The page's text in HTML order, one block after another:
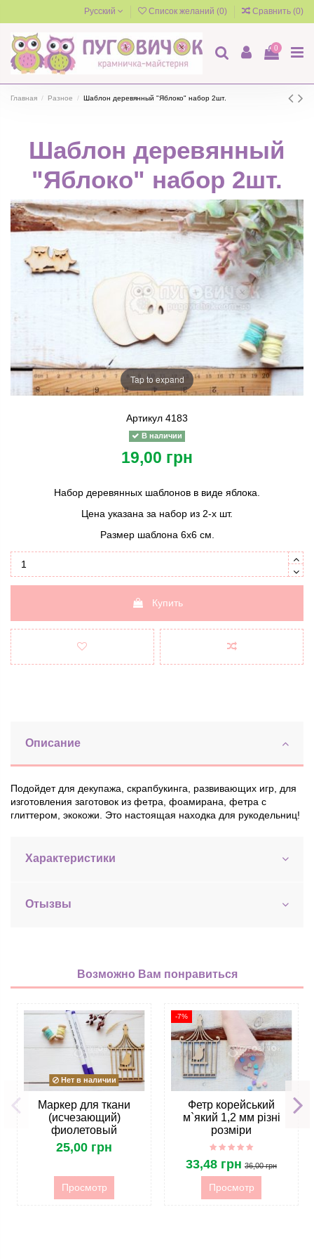
Русский Список желаний (0) Сравнить (0)
0
Главная Разное Шаблон деревянный "Яблоко" набор 2шт.
Шаблон деревянный
"Яблоко" набор 2шт.
Tap to expand
Артикул 4183
В наличии
19,00 грн
Набор деревянных шаблонов в виде яблока.
Цена указана за набор из 2-х шт.
Размер шаблона 6х6 см.
Купить
Описание
Подойдет для декупажа, скрапбукинга, развивающих игр, для
изготовления заготовок из фетра, фоамирана, фетра с
глиттером, экокожи. Это настоящая находка для рукодельниц!
Характеристики
Отызвы
Возможно Вам понравиться
Нет в наличии
Маркер для ткани
(исчезающий)
фиолетовый
25,00 грн
Просмотр
-7%
Фетр корейський
м`який 1,2 мм різні
розміри
33,48 грн 36,00 грн
Просмотр